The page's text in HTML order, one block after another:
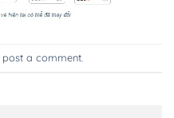
post a comment